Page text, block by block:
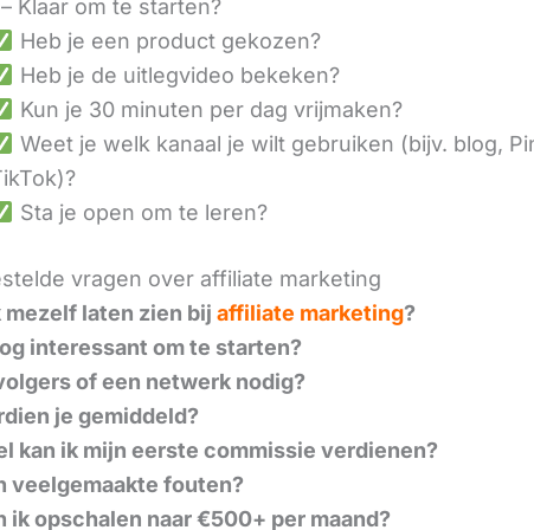
Klaar om te starten?
Heb je een product gekozen?
Heb je de uitlegvideo bekeken?
Kun je 30 minuten per dag vrijmaken?
Weet je welk kanaal je wilt gebruiken (bijv. blog,
Sta je open om te leren?
vragen over affiliate marketing
mezelf laten zien bijaffiliate marketing?
interessant om te starten?
of een netwerk nodig?
je gemiddeld?
kan ik mijn eerste commissie verdienen?
veelgemaakte fouten?
ik opschalen naar €500+ per maand?